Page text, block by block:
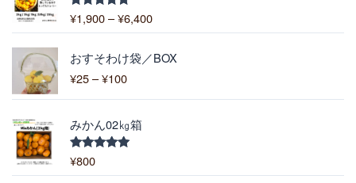
5段階中
5.00
¥1,900 –¥6,400:
1
6
おすそわけ袋／BOX
¥25 –¥100
価
格
帯
:
¥
2
5
みかん02㎏箱
5段階中
¥800